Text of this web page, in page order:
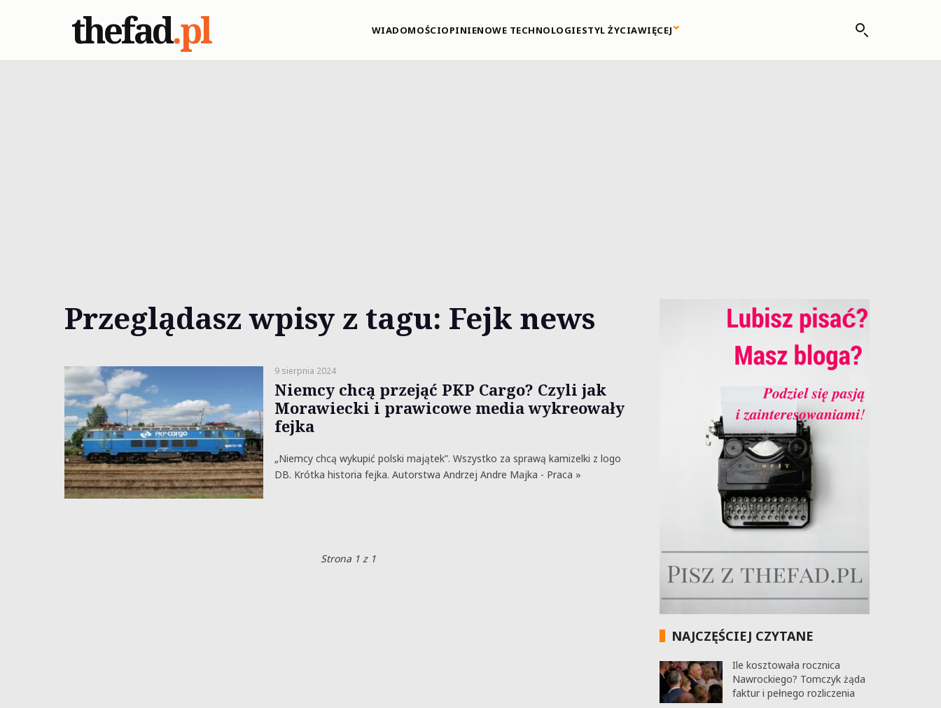
thefad.pl WIADOMOŚCIOPINIENOWE TECHNOLOGIESTYL ŻYCIAWIĘCEJ
Przeglądasz wpisy z tagu: Fejk news
9 sierpnia 2024
Niemcy chcą przejąć PKP Cargo? Czyli jak
Morawiecki i prawicowe media wykreowały
fejka
„Niemcy chcą wykupić polski majątek”. Wszystko za sprawą kamizelki z logo
DB. Krótka historia fejka. Autorstwa Andrzej Andre Majka - Praca »
Strona 1 z 1
NAJCZĘŚCIEJ CZYTANE
Ile kosztowała rocznica
Nawrockiego? Tomczyk żąda
faktur i pełnego rozliczenia